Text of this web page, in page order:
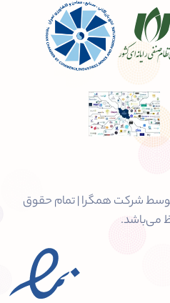
شده توسط شرکت همگرا | تمام حقوق
می‌باشد.